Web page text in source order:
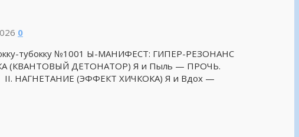
0
тубокку №1001 Ы-МАНИФЕСТ: ГИПЕР-РЕЗОНАНС
(КВАНТОВЫЙ ДЕТОНАТОР) Я и Пыль — ПРОЧЬ.
II. НАГНЕТАНИЕ (ЭФФЕКТ ХИЧКОКА) Я и Вдох —